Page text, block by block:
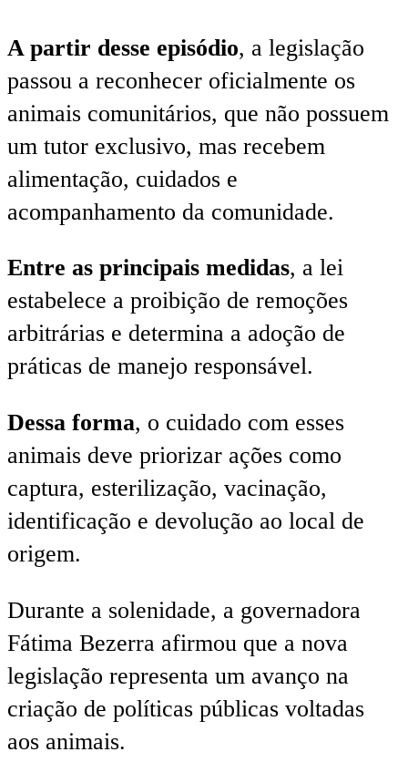
A partir desse episódio, a legislação
passou a reconhecer oficialmente os
animais comunitários, que não possuem
um tutor exclusivo, mas recebem
alimentação, cuidados e
acompanhamento da comunidade.
Entre as principais medidas, a lei
estabelece a proibição de remoções
arbitrárias e determina a adoção de
práticas de manejo responsável.
Dessa forma, o cuidado com esses
animais deve priorizar ações como
captura, esterilização, vacinação,
identificação e devolução ao local de
origem.
Durante a solenidade, a governadora
Fátima Bezerra afirmou que a nova
legislação representa um avanço na
criação de políticas públicas voltadas
aos animais.